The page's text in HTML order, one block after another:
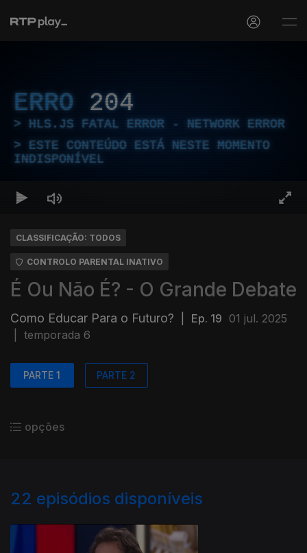
ERRO 204
HLS.JS FATAL ERROR - NETWORK ERROR
ESTE CONTEÚDO ESTÁ NESTE MOMENTO
INDISPONÍVEL
CLASSIFICAÇÃO: TODOS
CONTROLO PARENTAL INATIVO
É Ou Não É? - O Grande Debate
Como Educar Para o Futuro? Ep. 19 01 jul. 2025
temporada 6
PARTE 1 PARTE 2
opções
22 episódios disponíveis